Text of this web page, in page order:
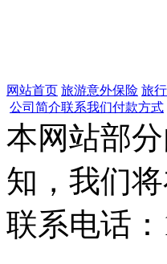
网站首页 旅游意外保险 旅
公司简介联系我们付款方式
本网站部
知，我们
联系电话：